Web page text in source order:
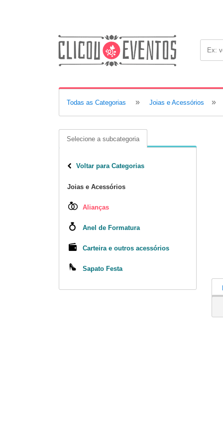
Todas as Categorias » Joias e Acessórios »
Selecione a subcategoria
Voltar para Categorias
Joias e Acessórios
Alianças
Anel de Formatura
Carteira e outros acessórios
Sapato Festa